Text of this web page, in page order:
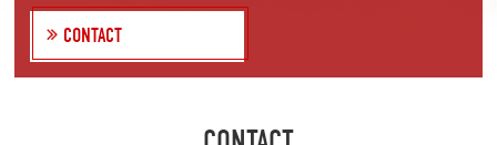
CONTACT